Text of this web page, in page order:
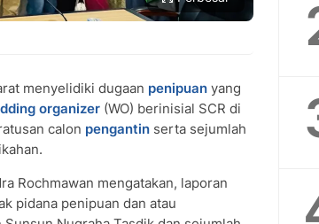
menyelidiki dugaan penipuan yang
organizer (WO) berinisial SCR di
calon pengantin serta sejumlah
Rochmawan mengatakan, laporan
pidana penipuan dan atau